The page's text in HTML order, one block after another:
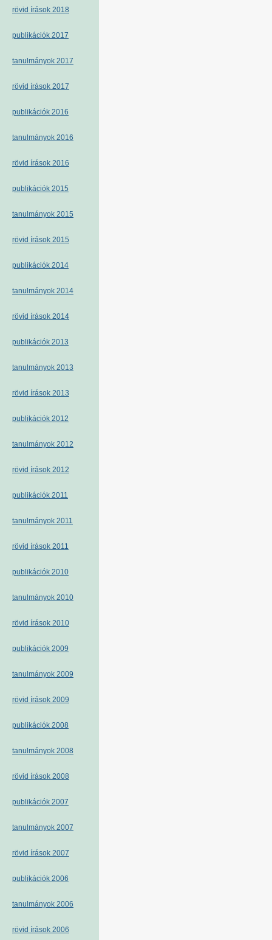
rövid írások 2018
publikációk 2017
tanulmányok 2017
rövid írások 2017
publikációk 2016
tanulmányok 2016
rövid írások 2016
publikációk 2015
tanulmányok 2015
rövid írások 2015
publikációk 2014
tanulmányok 2014
rövid írások 2014
publikációk 2013
tanulmányok 2013
rövid írások 2013
publikációk 2012
tanulmányok 2012
rövid írások 2012
publikációk 2011
tanulmányok 2011
rövid írások 2011
publikációk 2010
tanulmányok 2010
rövid írások 2010
publikációk 2009
tanulmányok 2009
rövid írások 2009
publikációk 2008
tanulmányok 2008
rövid írások 2008
publikációk 2007
tanulmányok 2007
rövid írások 2007
publikációk 2006
tanulmányok 2006
rövid írások 2006